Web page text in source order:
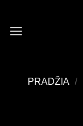
content
PRADŽIA /